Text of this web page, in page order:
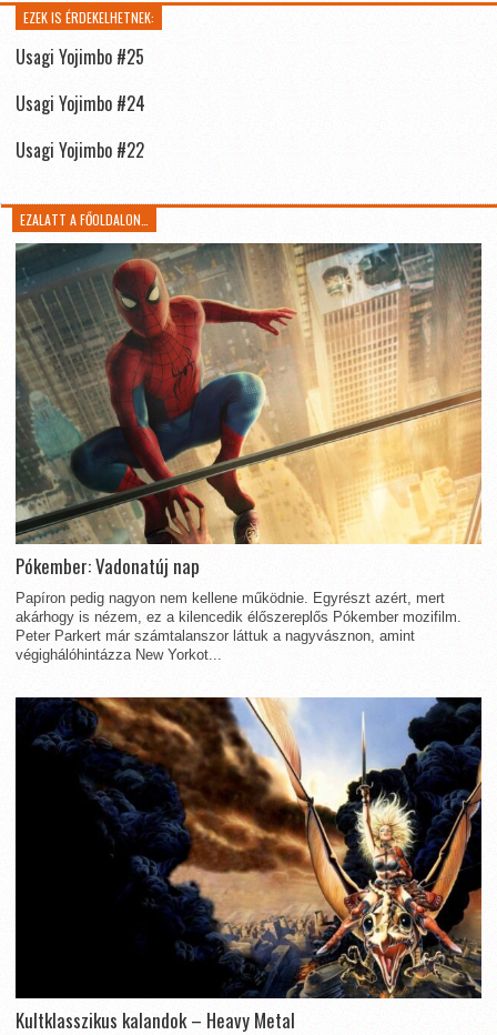
EZEK IS ÉRDEKELHETNEK:
Usagi Yojimbo #25
Usagi Yojimbo #24
Usagi Yojimbo #22
EZALATT A FŐOLDALON…
Pókember: Vadonatúj nap
Papíron pedig nagyon nem kellene működnie. Egyrészt azért, mert
akárhogy is nézem, ez a kilencedik élőszereplős Pókember mozifilm.
Peter Parkert már számtalanszor láttuk a nagyvásznon, amint
végighálóhintázza New Yorkot...
Kultklasszikus kalandok – Heavy Metal